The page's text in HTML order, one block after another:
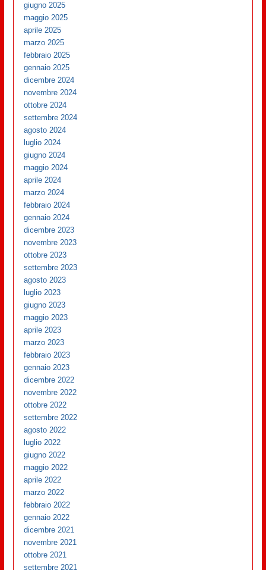
giugno 2025
maggio 2025
aprile 2025
marzo 2025
febbraio 2025
gennaio 2025
dicembre 2024
novembre 2024
ottobre 2024
settembre 2024
agosto 2024
luglio 2024
giugno 2024
maggio 2024
aprile 2024
marzo 2024
febbraio 2024
gennaio 2024
dicembre 2023
novembre 2023
ottobre 2023
settembre 2023
agosto 2023
luglio 2023
giugno 2023
maggio 2023
aprile 2023
marzo 2023
febbraio 2023
gennaio 2023
dicembre 2022
novembre 2022
ottobre 2022
settembre 2022
agosto 2022
luglio 2022
giugno 2022
maggio 2022
aprile 2022
marzo 2022
febbraio 2022
gennaio 2022
dicembre 2021
novembre 2021
ottobre 2021
settembre 2021